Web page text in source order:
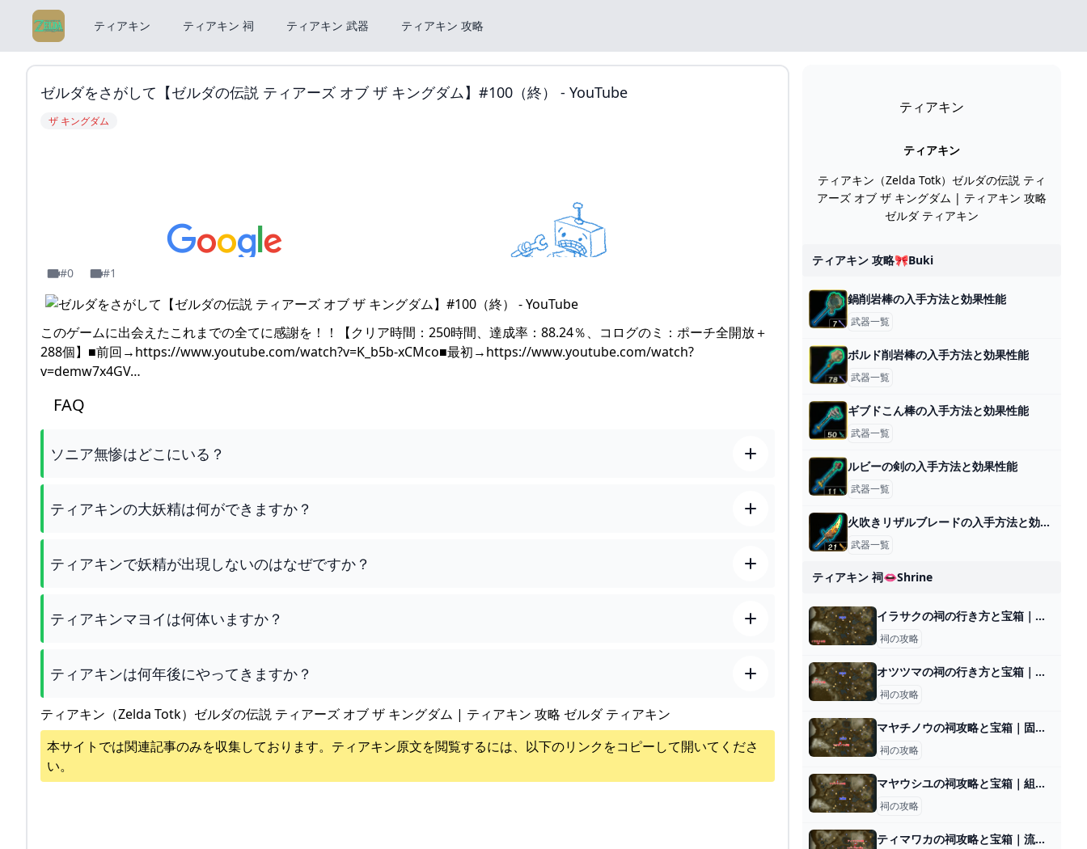
ティアキン ティアキン 祠 ティアキン 武器 ティアキン 攻略
ゼルダをさがして【ゼルダの伝説 ティアーズ オブ ザ キングダム】#100（終） - YouTube
ザ キングダム
#0 #1
このゲームに出会えたこれまでの全てに感謝を！！【クリア時間：250時間、達成率：88.24％、コログのミ：ポーチ全開放＋
288個】■前回→https://www.youtube.com/watch?v=K_b5b-xCMco■最初→https://www.youtube.com/watch?
v=demw7x4GV…
FAQ
ソニア無惨はどこにいる？
ティアキンの大妖精は何ができますか？
ティアキンで妖精が出現しないのはなぜですか？
ティアキンマヨイは何体いますか？
ティアキンは何年後にやってきますか？
ティアキン（Zelda Totk）ゼルダの伝説 ティアーズ オブ ザ キングダム | ティアキン 攻略 ゼルダ ティアキン
本サイトでは関連記事のみを収集しております。 ティアキン原文を閲覧するには、以下のリンクをコピーして開いてくださ
い。
ティアキン
ティアキン
ティアキン（Zelda Totk）ゼルダの伝説 ティ
アーズ オブ ザ キングダム | ティアキン 攻略
ゼルダ ティアキン
ティアキン 攻略🎀buki
鍋削岩棒の入手方法と効果性能
武器一覧
ボルド削岩棒の入手方法と効果性能
武器一覧
ギブドこん棒の入手方法と効果性能
武器一覧
ルビーの剣の入手方法と効果性能
武器一覧
火吹きリザルブレードの入手方法と効果性能
武器一覧
ティアキン 祠👄shrine
イラサクの祠の行き方と宝箱｜ラウルの祝福
祠の攻略
オツツマの祠の行き方と宝箱｜ラウルの祝福
祠の攻略
マヤチノウの祠攻略と宝箱｜固定するもの
祠の攻略
マヤウシユの祠攻略と宝箱｜組み合わせ
祠の攻略
ティマワカの祠攻略と宝箱｜流れに逆らって